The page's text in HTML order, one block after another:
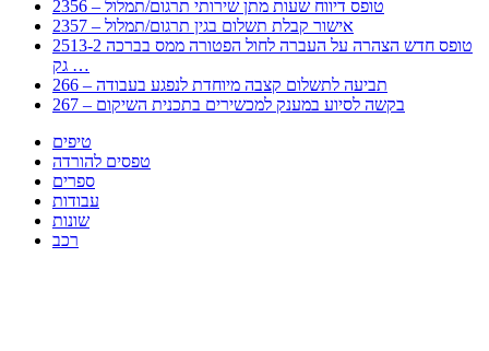
2356 – טופס דיווח שעות מתן שירותי תרגום/תמלול
2357 – אישור קבלת תשלום בגין תרגום/תמלול
2513-2 טופס חדש הצהרה על העברה לחול הפטורה ממס בברכה
גק …
266 – תביעה לתשלום קצבה מיוחדת לנפגע בעבודה
267 – בקשה לסיוע במענק למכשירים בתכנית השיקום
טיפים
טפסים להורדה
ספרים
עבודות
שונות
רכב